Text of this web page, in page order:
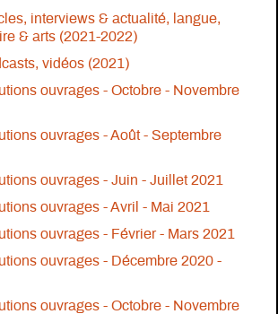
interviews & actualité, langue,
& arts (2021-2022)
vidéos (2021)
ouvrages - Octobre - Novembre
ouvrages - Août - Septembre
ouvrages - Juin - Juillet 2021
ouvrages - Avril - Mai 2021
ouvrages - Février - Mars 2021
ouvrages - Décembre 2020 -
ouvrages - Octobre - Novembre